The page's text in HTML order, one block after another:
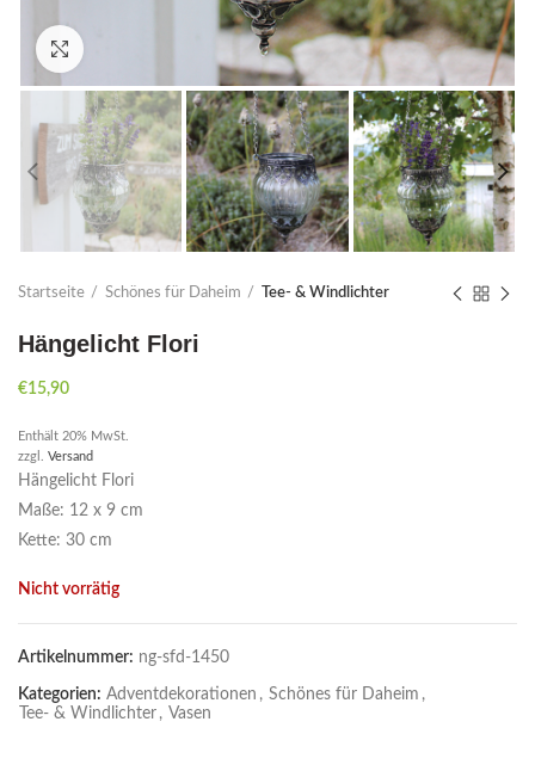
Startseite Schönes für Daheim Tee- & Windlichter
Hängelicht Flori
€15,90
Enthält 20% MwSt.
zzgl. Versand
Hängelicht Flori
Maße: 12 x 9 cm
Kette: 30 cm
Nicht vorrätig
Artikelnummer: ng-sfd-1450
Kategorien: Adventdekorationen , Schönes für Daheim ,
Tee- & Windlichter , Vasen